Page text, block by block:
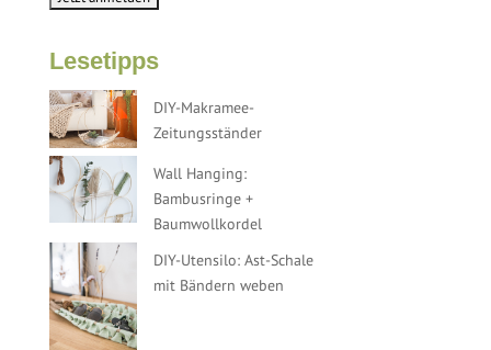
Lesetipps
DIY-Makramee-
Zeitungsständer
Wall Hanging:
Bambusringe +
Baumwollkordel
DIY-Utensilo: Ast-Schale
mit Bändern weben